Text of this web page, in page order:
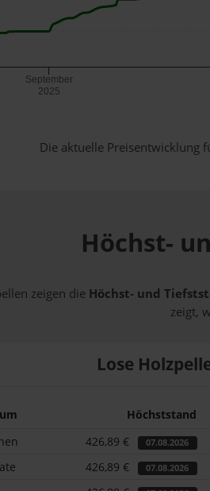
September
2025
Die aktuelle Preisentwicklung
Höchst-
zeigen die Höchst- und
zeigt,
Lose
Höchststand
426,89 € 07.08.2026
426,89 € 07.08.2026